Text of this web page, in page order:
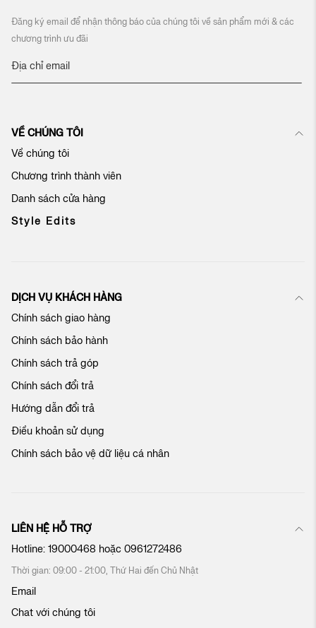
Đăng ký email để nhận thông báo của chúng tôi về sản phẩm mới & các
chương trình ưu đãi
Đ
ý
n
ậ
n
b
ả
c
ủ
a
h
ú
g
t
i
VỀ CHÚNG TÔI
Về chúng tôi
Chương trình thành viên
Danh sách cửa hàng
Style Edits
DỊCH VỤ KHÁCH HÀNG
Chính sách giao hàng
Chính sách bảo hành
Chính sách trả góp
Chính sách đổi trả
Hướng dẫn đổi trả
Điều khoản sử dụng
Chính sách bảo vệ dữ liệu cá nhân
LIÊN HỆ HỖ TRỢ
Hotline: 19000468 hoặc 0961272486
Thời gian: 09:00 - 21:00, Thứ Hai đến Chủ Nhật
Email
Chat với chúng tôi